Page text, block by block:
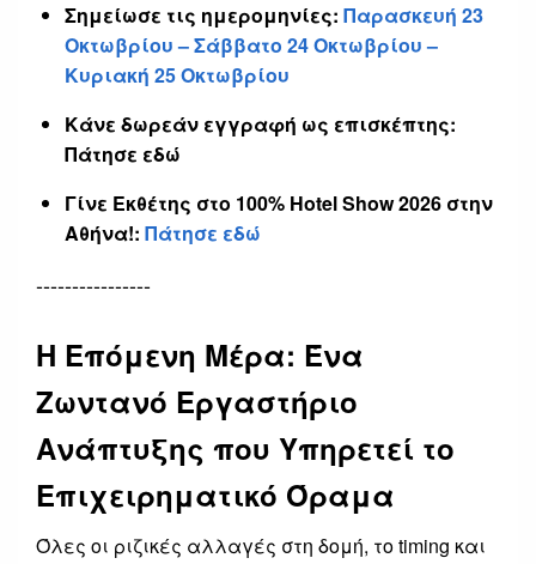
Σημείωσε τις ημερομηνίες: Παρασκευή 23
Οκτωβρίου – Σάββατο 24 Οκτωβρίου –
Κυριακή 25 Οκτωβρίου
Κάνε δωρεάν εγγραφή ως επισκέπτης:
Πάτησε εδώ
Γίνε Εκθέτης στο 100% Hotel Show 2026 στην
Αθήνα!: Πάτησε εδώ
----------------
Η Επόμενη Μέρα: Ένα
Ζωντανό Εργαστήριο
Ανάπτυξης που Υπηρετεί το
Επιχειρηματικό Όραμα
Όλες οι ριζικές αλλαγές στη δομή, το timing και